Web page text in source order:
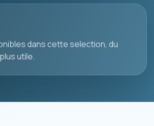
dans cette selection, du
utile.